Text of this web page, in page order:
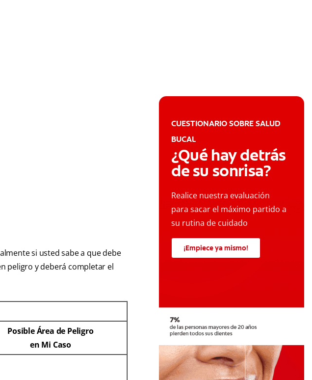
si usted sabe a que debe
peligro y deberá completar el
Posible Área de Peligro
en Mi Caso
CUESTIONARIO SOBRE SALUD
BUCAL
¿Qué hay detrás
de su sonrisa?
Realice nuestra evaluación
para sacar el máximo partido a
su rutina de cuidado
¡Empiece ya mismo!